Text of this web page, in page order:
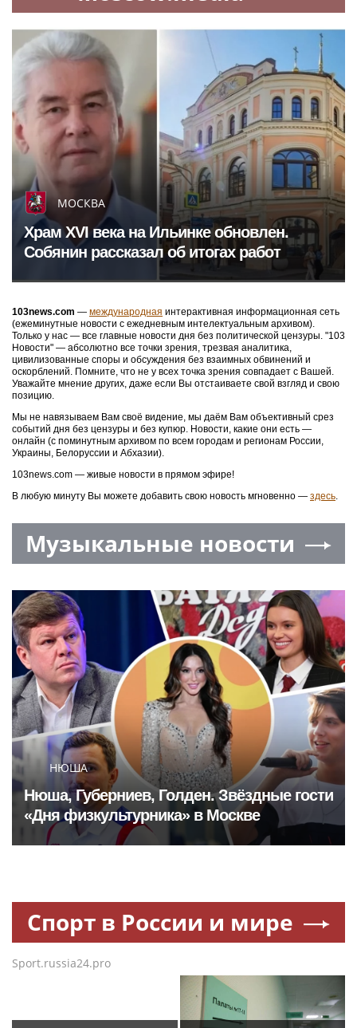
МОСКВА
Храм XVI века на Ильинке обновлен.
Собянин рассказал об итогах работ
103news.com — международная интерактивная информационная сеть
(ежеминутные новости с ежедневным интелектуальным архивом).
Только у нас — все главные новости дня без политической цензуры. "103
Новости" — абсолютно все точки зрения, трезвая аналитика,
цивилизованные споры и обсуждения без взаимных обвинений и
оскорблений. Помните, что не у всех точка зрения совпадает с Вашей.
Уважайте мнение других, даже если Вы отстаиваете свой взгляд и свою
позицию.
Мы не навязываем Вам своё видение, мы даём Вам объективный срез
событий дня без цензуры и без купюр. Новости, какие они есть —
онлайн (с поминутным архивом по всем городам и регионам России,
Украины, Белоруссии и Абхазии).
103news.com — живые новости в прямом эфире!
В любую минуту Вы можете добавить свою новость мгновенно — здесь.
Музыкальные новости
НЮША
Нюша, Губерниев, Голден. Звёздные гости
«Дня физкультурника» в Москве
Спорт в России и мире
Sport.russia24.pro